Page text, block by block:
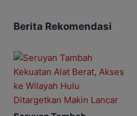
Berita Rekomendasi